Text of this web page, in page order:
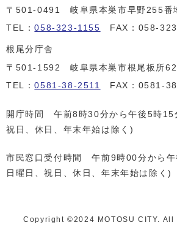
〒501-0491 岐阜県本巣市早野255番
TEL：058-323-1155 FAX：058-
根尾分庁舎
〒501-1592 岐阜県本巣市根尾板所
TEL：0581-38-2511 FAX：0581-
開庁時間 午前8時30分から午後5時15
祝日、休日、年末年始は除く)
市民窓口受付時間 午前9時00分から午
日曜日、祝日、休日、年末年始は除く)
Copyright ©️2024 MOTOSU CITY. All